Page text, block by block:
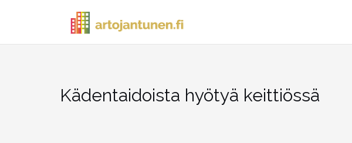
Kädentaidoista hyötyä keittiössä